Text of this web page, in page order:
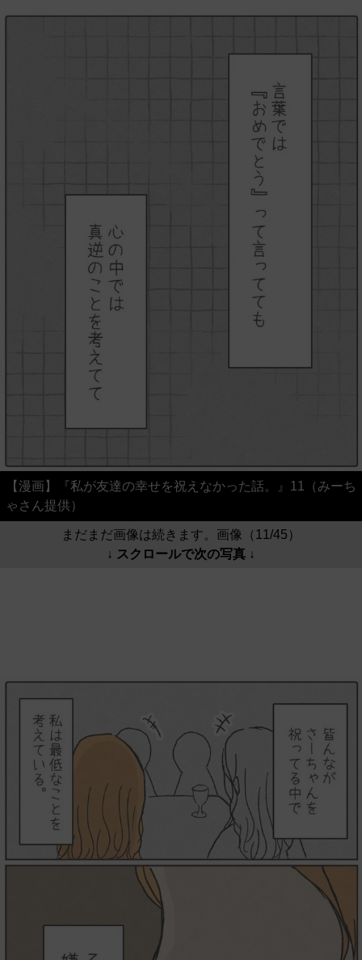
【漫画】『私が友達の幸せを祝えなかった話。』11（みーち
ゃさん提供）
まだまだ画像は続きます。画像（11/45）
↓ スクロールで次の写真 ↓